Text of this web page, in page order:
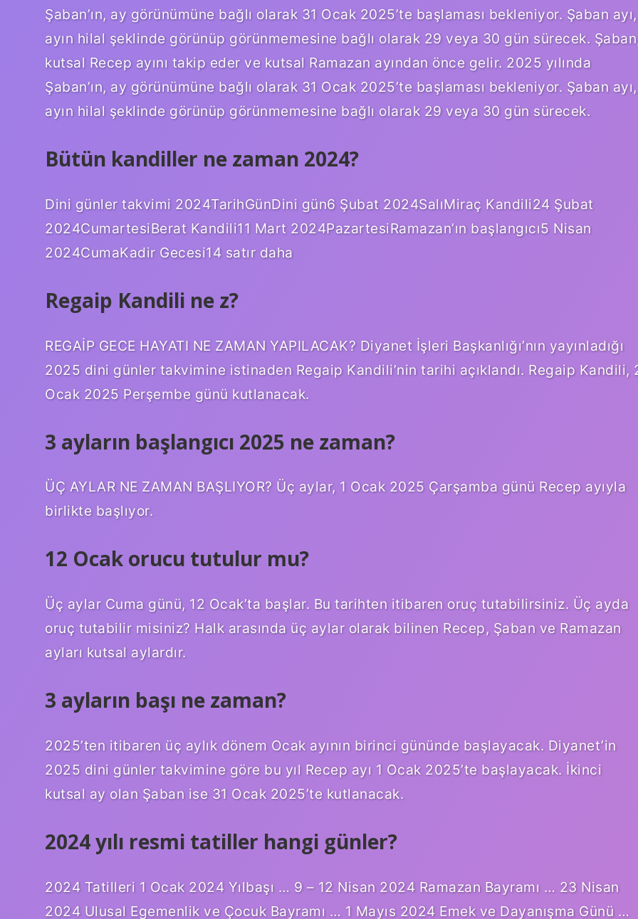
Şaban’ın, ay görünümüne bağlı olarak 31 Ocak 2025’te başlaması bekleniyor. Şaban ayı,
ayın hilal şeklinde görünüp görünmemesine bağlı olarak 29 veya 30 gün sürecek.
kutsal Recep ayını takip eder ve kutsal Ramazan ayından önce gelir. 2025 yılında
Şaban’ın, ay görünümüne bağlı olarak 31 Ocak 2025’te başlaması bekleniyor. Şaban ayı,
ayın hilal şeklinde görünüp görünmemesine bağlı olarak 29 veya 30 gün sürecek.
Bütün kandiller ne zaman 2024?
Dini günler takvimi 2024TarihGünDini gün6 Şubat 2024SalıMiraç Kandili24 Şubat
2024CumartesiBerat Kandili11 Mart 2024PazartesiRamazan’ın başlangıcı5 Nisan
2024CumaKadir Gecesi14 satır daha
Regaip Kandili ne z?
REGAİP GECE HAYATI NE ZAMAN YAPILACAK? Diyanet İşleri Başkanlığı’nın yayınladığı
2025 dini günler takvimine istinaden Regaip Kandili’nin tarihi açıklandı. Regaip Kandili,
Ocak 2025 Perşembe günü kutlanacak.
3 ayların başlangıcı 2025 ne zaman?
ÜÇ AYLAR NE ZAMAN BAŞLIYOR? Üç aylar, 1 Ocak 2025 Çarşamba günü Recep ayıyla
birlikte başlıyor.
12 Ocak orucu tutulur mu?
Üç aylar Cuma günü, 12 Ocak’ta başlar. Bu tarihten itibaren oruç tutabilirsiniz. Üç ayda
oruç tutabilir misiniz? Halk arasında üç aylar olarak bilinen Recep, Şaban ve Ramazan
ayları kutsal aylardır.
3 ayların başı ne zaman?
2025’ten itibaren üç aylık dönem Ocak ayının birinci gününde başlayacak. Diyanet’in
2025 dini günler takvimine göre bu yıl Recep ayı 1 Ocak 2025’te başlayacak. İkinci
kutsal ay olan Şaban ise 31 Ocak 2025’te kutlanacak.
2024 yılı resmi tatiller hangi günler?
2024 Tatilleri 1 Ocak 2024 Yılbaşı … 9 – 12 Nisan 2024 Ramazan Bayramı … 23 Nisan
2024 Ulusal Egemenlik ve Çocuk Bayramı … 1 Mayıs 2024 Emek ve Dayanışma Günü …